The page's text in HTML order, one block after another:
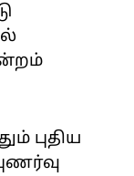
புதிய